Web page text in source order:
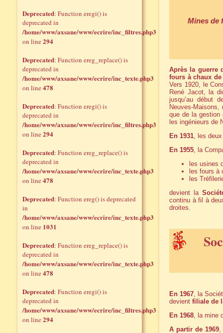
Mines de
Après la guerre
fours à chaux
Vers 1920, le
René Jacot, la
jusqu’au début
Neuves-
que de la gestion
les ingénieurs de
En 1931, les
En 1955, la
les usines
les fours à
les
devient la
continu à fil à
droites.
En 1967, la
devient filiale de
En 1968, la mine
A partir de 1969,
Deprecated: Function eregi() is
deprecated in
/home/www/axsane/www/ecrire/inc_filtres.php3
on line294
Deprecated: Function ereg_replace() is
deprecated in
/home/www/axsane/www/ecrire/inc_texte.php3
on line478
Deprecated: Function eregi() is
deprecated in
/home/www/axsane/www/ecrire/inc_filtres.php3
on line294
Deprecated: Function ereg_replace() is
deprecated in
/home/www/axsane/www/ecrire/inc_texte.php3
on line478
Deprecated: Function ereg() is deprecated
in
/home/www/axsane/www/ecrire/inc_texte.php3
on line 1031
Deprecated: Function ereg_replace() is
deprecated in
/home/www/axsane/www/ecrire/inc_texte.php3
on line478
Deprecated: Function eregi() is
deprecated in
/home/www/axsane/www/ecrire/inc_filtres.php3
on line294